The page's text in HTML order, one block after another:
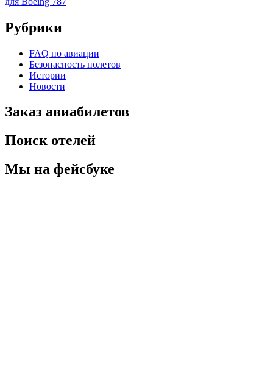
Рубрики
FAQ по авиации
Безопасность полетов
Истории
Новости
Заказ авиабилетов
Поиск отелей
Мы на фейсбуке